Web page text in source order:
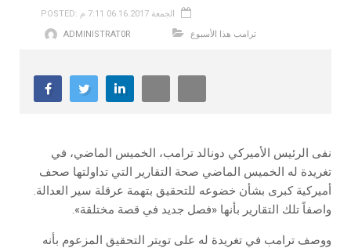
POSTED: الجمعة 06.16.2017 7:11 م
ADMINISTRAT0R
ترامب هذا الأسبوع
نفى الرئيس الأميركي دونالد ترامب، الخميس الماضي، في
تغريدة له الخميس الماضي صحة التقارير التي تداولتها صحف
أميركية كبرى بشأن خضوعه للتحقيق بتهمة عرقلة سير العدالة.
واصفاً تلك التقارير بأنها «فصل جديد في قصة مختلقة».
ووصف ترامب في تغريدة له على تويتر التحقيق المزعوم بأنه